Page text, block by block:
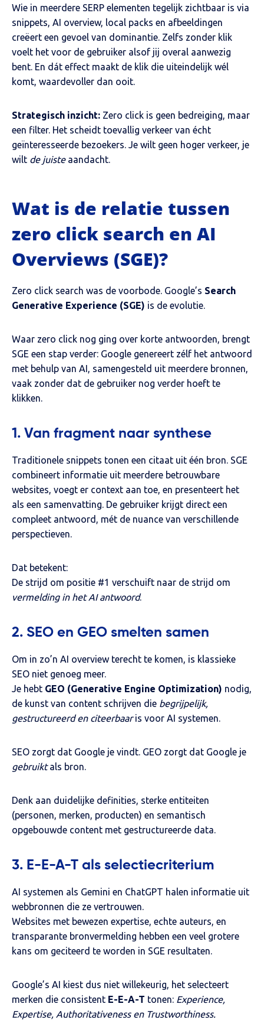
Wie in meerdere SERP elementen tegelijk zichtbaar is via
snippets, AI overview, local packs en afbeeldingen
creëert een gevoel van dominantie. Zelfs zonder klik
voelt het voor de gebruiker alsof jij overal aanwezig
bent. En dát effect maakt de klik die uiteindelijk wél
komt, waardevoller dan ooit.
Strategisch inzicht: Zero click is geen bedreiging, maar
een filter. Het scheidt toevallig verkeer van écht
geïnteresseerde bezoekers. Je wilt geen hoger verkeer, je
wilt de juisteaandacht.
Wat is de relatie tussen
zero click search en AI
Overviews (SGE)?
Zero click search was de voorbode. Google’s Search
Generative Experience (SGE) is de evolutie.
Waar zero click nog ging over korte antwoorden, brengt
SGE een stap verder: Google genereert zélf het antwoord
met behulp van AI, samengesteld uit meerdere bronnen,
vaak zonder dat de gebruiker nog verder hoeft te
klikken.
1. Van fragment naar synthese
Traditionele snippets tonen een citaat uit één bron. SGE
combineert informatie uit meerdere betrouwbare
websites, voegt er context aan toe, en presenteert het
als een samenvatting. De gebruiker krijgt direct een
compleet antwoord, mét de nuance van verschillende
perspectieven.
Dat betekent:
De strijd om positie #1 verschuift naar de strijd om
vermelding in het AI antwoord.
2. SEO en GEO smelten samen
Om in zo’n AI overview terecht te komen, is klassieke
SEO niet genoeg meer.
Je hebt GEO (Generative Engine Optimization) nodig,
de kunst van content schrijven die begrijpelijk,
gestructureerd en citeerbaaris voor AI systemen.
SEO zorgt dat Google je vindt. GEO zorgt dat Google je
gebruiktals bron.
Denk aan duidelijke definities, sterke entiteiten
(personen, merken, producten) en semantisch
opgebouwde content met gestructureerde data.
3. E-E-A-T als selectiecriterium
AI systemen als Gemini en ChatGPT halen informatie uit
webbronnen die ze vertrouwen.
Websites met bewezen expertise, echte auteurs, en
transparante bronvermelding hebben een veel grotere
kans om geciteerd te worden in SGE resultaten.
Google’s AI kiest dus niet willekeurig, het selecteert
merken die consistent E-E-A-T tonen: Experience,
Expertise, Authoritativeness en Trustworthiness.